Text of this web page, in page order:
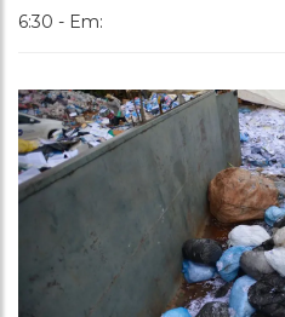
6:30 - Em: